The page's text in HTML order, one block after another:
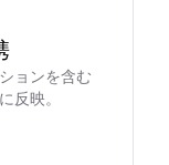
ョンを含む
反映。